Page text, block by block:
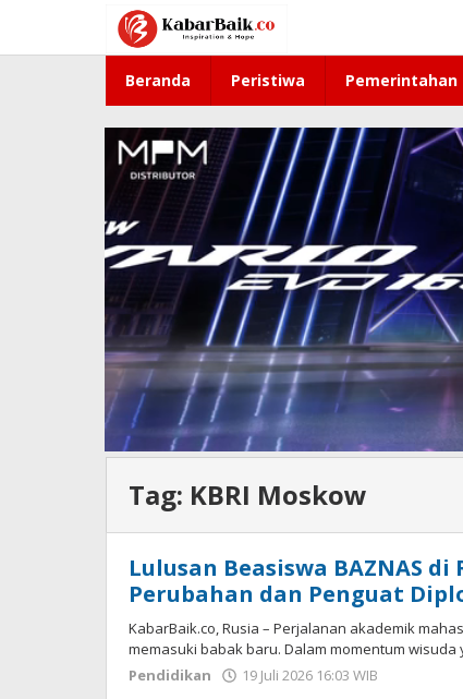
konten
Beranda Peristiwa Pemerintahan
Tag: KBRI Moskow
Lulusan Beasiswa BAZNAS
Perubahan dan Penguat
KabarBaik.co, Rusia – Perjalanan akademik
memasuki babak baru. Dalam momentum wisuda
Pendidikan
19 Juli 2026 16:03 WIB